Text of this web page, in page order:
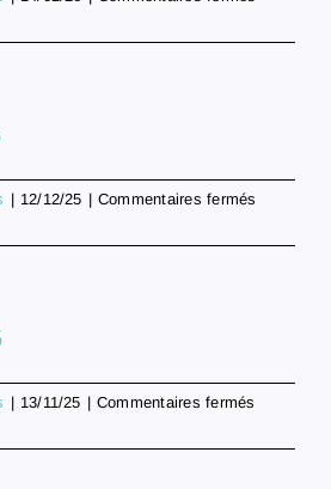
2026
| 12/12/25 | Commentaires fermés
2025
| 13/11/25 | Commentaires fermés
2025